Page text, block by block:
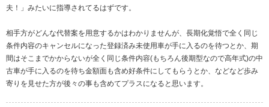
夫！」みたいに指導されてるはずです。
相手方がどんな代替案を用意するかはわかりませんが、長期化覚悟で全く同じ
条件内容のキャンセルになった登録済み未使用車が手に入るのを待つとか、期
間はそこまでかからないが全く同じ条件内容(もちろん後期型なので高年式)の中
古車が手に入るのを待ち金額面も含め好条件にしてもらうとか、などなど歩み
寄りを見せた方が後々の事も含めてプラスになると思います。